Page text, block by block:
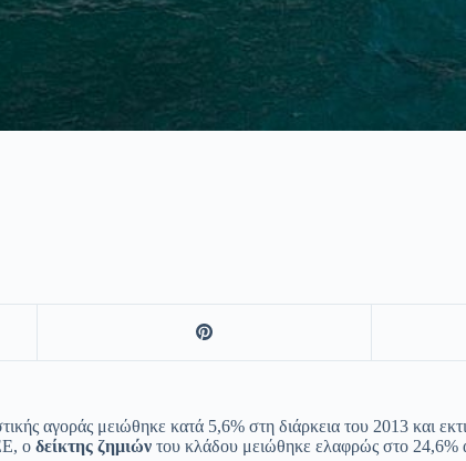
αγοράς μειώθηκε κατά 5,6% στη διάρκεια του 2013 και
ο δείκτης ζημιών του κλάδου μειώθηκε ελαφρώς στο 24,6%